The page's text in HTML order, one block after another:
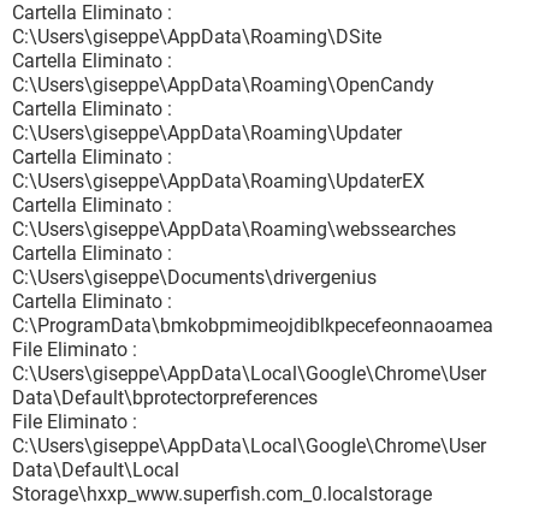
Cartella Eliminato :
C:\Users\giseppe\AppData\Roaming\DSite
Cartella Eliminato :
C:\Users\giseppe\AppData\Roaming\OpenCandy
Cartella Eliminato :
C:\Users\giseppe\AppData\Roaming\Updater
Cartella Eliminato :
C:\Users\giseppe\AppData\Roaming\UpdaterEX
Cartella Eliminato :
C:\Users\giseppe\AppData\Roaming\webssearches
Cartella Eliminato :
C:\Users\giseppe\Documents\drivergenius
Cartella Eliminato :
C:\ProgramData\bmkobpmimeojdiblkpecefeonnaoamea
File Eliminato :
C:\Users\giseppe\AppData\Local\Google\Chrome\User
Data\Default\bprotectorpreferences
File Eliminato :
C:\Users\giseppe\AppData\Local\Google\Chrome\User
Data\Default\Local
Storage\hxxp_www.superfish.com_0.localstorage